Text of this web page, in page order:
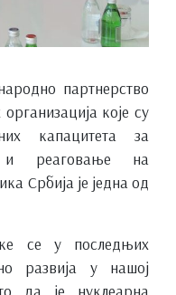
партнерство
које су
капацитета за
и реаговање на
Србија је једна од
се у последњих
развија у нашој
да је нуклеарна